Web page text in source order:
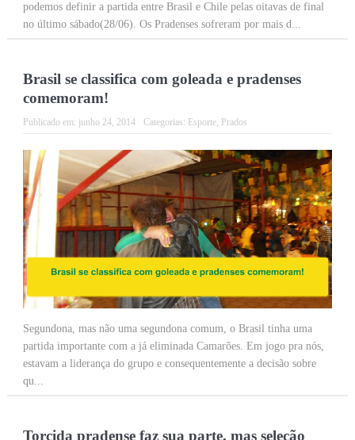
podemos definir a partida entre Brasil e Chile pelas oitavas de final
no último sábado(28/06). Os Pradenses sofreram por mais d...
Brasil se classifica com goleada e pradenses
comemoram!
Publicado em: junho 24, 2014 Categorias: Esporte, Prados
Segundona, mas não uma segundona comum, o Brasil tinha uma
partida importante com a já eliminada Camarões. Em jogo pra nós,
estavam a liderança do grupo e consequentemente a decisão sobre
qu...
Torcida pradense faz sua parte, mas seleção